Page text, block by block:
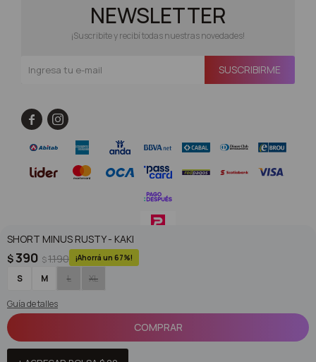
SHORT MINUS RUSTY - KAKI
$390 $1.190 67
S M L XL
Guía de talles
COMPRAR
NEWSLETTER
¡Suscribite y recibí todas nuestras novedades!
SUSCRIBIRME
 
© Copyright 2026 / Superoutlet / FORTER S.A Rut 213720560017